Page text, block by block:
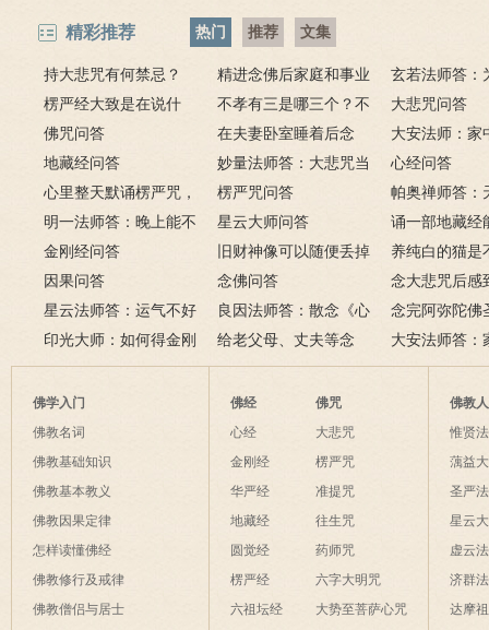
精彩推荐 热门 推荐 文集
持大悲咒有何禁忌？
精进念佛后家庭和事业
为何会出现很多逆缘？
玄若法师答：
里持大悲咒会
楞严经大致是在说什
么？如何修楞严法门？
不孝有三是哪三个？不
孝有三的含义是什么？
大悲咒问答
佛咒问答
在夫妻卧室睡着后念
佛，有罪吗？
大安法师：家
佛像应如何摆
地藏经问答
妙量法师答：大悲咒当
手机铃声如法吗？
心经问答
心里整天默诵楞严咒，
方式对不对？
楞严咒问答
帕奥禅师答：
阳眼的人是否
禅法？
明一法师答：晚上能不
能上香？为什么拜佛会
哭？这是流泪佛？
星云大师问答
诵一部地藏经
向给在世去世
吗？
金刚经问答
旧财神像可以随便丢掉
吗？该怎么处理？
养纯白的猫是
祥？
因果问答 念佛问答
念大悲咒后感
朵莲花盛开，
吗？
星云法师答：运气不好
时如何转运？
良因法师答：散念《心
经》将近一年，改念《地
藏经》可以吗？
念完阿弥陀佛
是否需要回向
印光大师：如何得金刚
经的真实利益？
给老父母、丈夫等念
《金刚经》、《心经》、
往生咒可以吗？
大安法师答：
成灾怎么办？
佛学入门
佛教名词
佛教基础知识
佛教基本教义
佛教因果定律
怎样读懂佛经
佛教修行及戒律
佛教僧侣与居士
佛经
心经
金刚经
华严经
地藏经
圆觉经
楞严经
六祖坛经
佛咒
大悲咒
楞严咒
准提咒
往生咒
药师咒
六字大明咒
大势至菩萨心咒
佛教
惟贤
蕅益
圣严
星云
虚云
济群
达摩